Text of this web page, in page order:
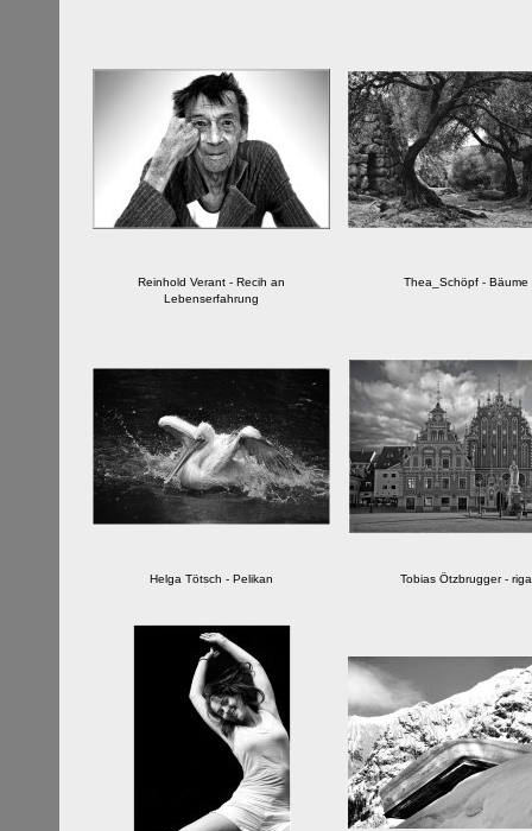
Reinhold Verant - Recih an
Lebenserfahrung
Thea_Schöpf - Bäume
Helga Tötsch - Pelikan Tobias Ötzbrugger - riga